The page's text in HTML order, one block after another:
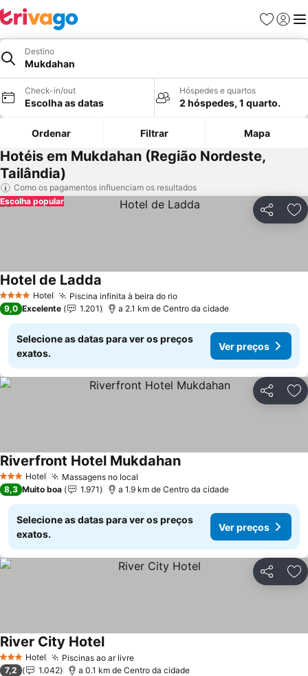
Favoritos
Iniciar
Destino
Mukdahan
Check-in/out
Escolha as datas
Hóspedes e quartos
2 hóspedes, 1 quarto.
Ordenar Filtrar Mapa
Hotéis em Mukdahan (Região Nordeste,
Tailândia)
Como os pagamentos influenciam os resultados
Partilhar
Escolha popular
4 EstrelasHotel Piscina infinita à beira do rioVer preços
Hotel de Ladda
9,0 Excelente 1.201 a 2.1 km de Centro da cidade
Selecione as datas para ver os preços
exatos.
Ver preços
Partilhar
3 EstrelasHotel Massagens no local
Riverfront Hotel MukdahanVer preços
8,3 Muito boa 1.971 a 1.9 km de Centro da cidade
Selecione as datas para ver os preços
exatos.
Ver preços
Partilhar
3 EstrelasHotel Piscinas ao ar livreVer preços
River City HotelVer preços
7,2 1.042 a 0.1 km de Centro da cidade